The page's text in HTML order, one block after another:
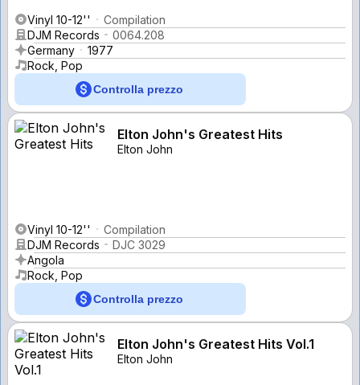
Vinyl 10-12''
Compilation
DJM Records
0064.208
Germany
1977
Rock, Pop
Controlla prezzo
Elton John's Greatest Hits
Elton John
Vinyl 10-12''
Compilation
DJM Records
DJC 3029
Angola
Rock, Pop
Controlla prezzo
Elton John's Greatest Hits Vol.1
Elton John